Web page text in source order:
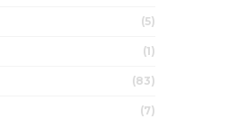
(5)
(1)
(83)
(7)